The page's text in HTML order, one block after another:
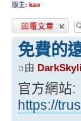
版主: kao
發表回覆
免費的
由
官方網站:
https://